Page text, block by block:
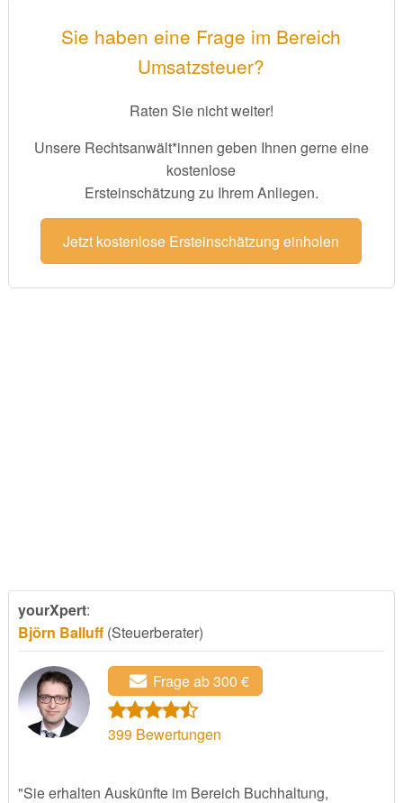
Sie haben eine Frage im Bereich
Umsatzsteuer?
Raten Sie nicht weiter!
Unsere Rechtsanwält*innen geben Ihnen gerne eine
kostenlose
Ersteinschätzung zu Ihrem Anliegen.
Jetzt kostenlose Ersteinschätzung einholen
yourXpert:
Björn Balluff(Steuerberater)
Frage ab 300 €
399Bewertungen
"Sie erhalten Auskünfte im Bereich Buchhaltung,